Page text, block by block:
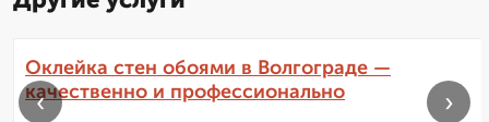
Оклейка стен обоями в Волгограде —
качественно и профессионально
‹ ›